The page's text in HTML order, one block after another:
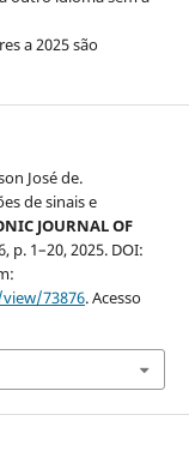
a 2025 são
José de.
de sinais e
JOURNAL OF
p. 1–20, 2025. DOI:
73876. Acesso